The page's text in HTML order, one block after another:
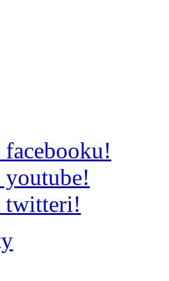
facebooku!
youtube!
twitteri!